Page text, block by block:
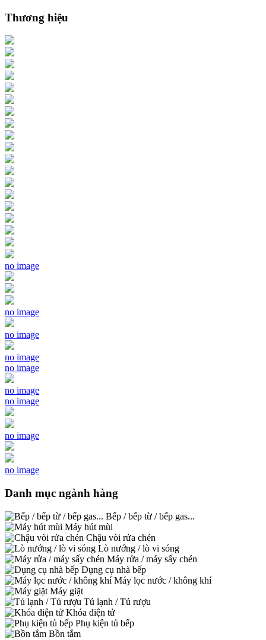
Thương hiệu
no image
no image
no image
no image
no image
no image
no image
no image
no image
Danh mục ngành hàng
Bếp / bếp từ / bếp gas...
Máy hút mùi
Chậu vòi rửa chén
Lò nướng / lò vi sóng
Máy rửa / máy sấy chén
Dụng cụ nhà bếp
Máy lọc nước / không khí
Máy giặt
Tủ lạnh / Tủ rượu
Khóa điện tử
Phụ kiện tủ bếp
Bồn tắm